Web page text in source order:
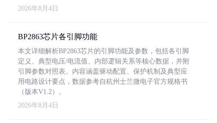
2026年8月4日
BP2863芯片各引脚功能
本文详细解析BP2863芯片的引脚功能及参数，包括各引脚
定义、典型电压/电流值、内部逻辑关系等核心数据，并附
引脚参数对照表。内容涵盖驱动配置、保护机制及典型应
用电路设计要点，数据参考自杭州士兰微电子官方规格书
（版本V1.2）。
2026年8月4日